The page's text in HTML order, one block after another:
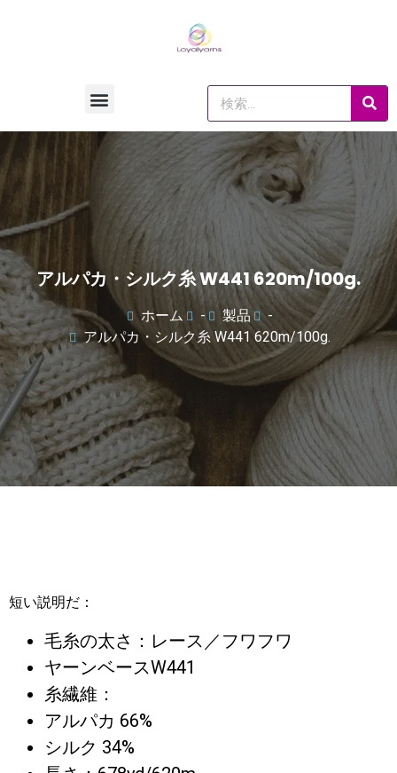
アルパカ・シルク糸 W441 620m/100g.
ホーム - 製品
-
アルパカ・シルク糸 W441 620m/100g.
短い説明だ：
毛糸の太さ：レース／フワフワ
ヤーンベースW441
糸繊維：
アルパカ 66%
シルク 34%